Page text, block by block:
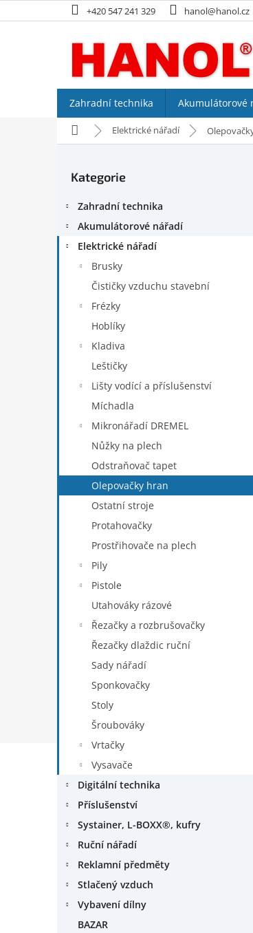
na
+420 547 241 329 hanol@hanol.cz
Zahradní technika Akumulátorové
Domů Elektrické nářadí
Přeskočit
Kategorie
Zahradní technika
Akumulátorové nářadí
Elektrické nářadí
Brusky
Čističky vzduchu stavební
Frézky
Hoblíky
Kladiva
Leštičky
Lišty vodící a příslušenství
Míchadla
Mikronářadí DREMEL
Nůžky na plech
Odstraňovač tapet
Olepovačky hran
Ostatní stroje
Protahovačky
Prostřihovače na plech
Pily
Pistole
Utahováky rázové
Řezačky a rozbrušovačky
Řezačky dlaždic ruční
Sady nářadí
Sponkovačky
Stoly
Šroubováky
Vrtačky
Vysavače
Digitální technika
Příslušenství
Systainer, L-BOXX®, kufry
Ruční nářadí
Reklamní předměty
Stlačený vzduch
Vybavení dílny
BAZAR